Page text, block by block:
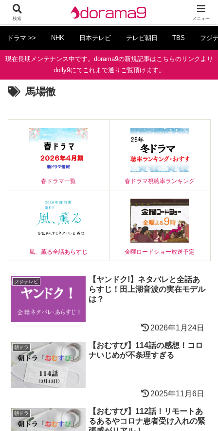
ドラマ >> NHK 日本テレビ テレビ朝日 TBS フジ
現在長期メンテナンス中です。dorama9の新規記事はこちらのリンクより
dolly9にてこれまで通りご覧頂けます。
馬場徹
春ドラマ一覧 春ドラマ視聴率ランキング
風、薫る全話あらすじ 金曜ロードショー放送予定
フジテレビ
【ヤンドク!】ネタバレと全話あ
らすじ！田上湖音波の実在モデル
は？
2026年1月24日
朝ドラ
【おむすび】114話の感想！コロ
ナいじめが不条理すぎる
2025年11月6日
朝ドラ
【おむすび】112話！リモートあ
るあるやコロナ患者受け入れの緊
検索 メニュー